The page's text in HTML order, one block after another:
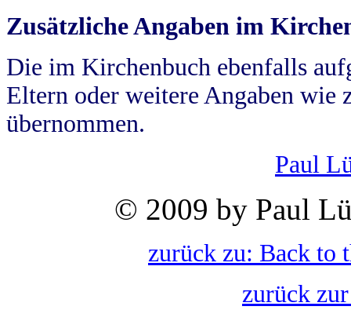
Zusätzliche Angaben im
Die im Kirchenbuch ebenfalls
Eltern oder weitere Angaben wie
übernommen.
Paul
© 2009 by Paul
zurück zu: Back to
zurück